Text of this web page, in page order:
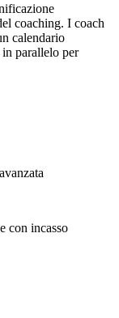
coaching. I coach
calendario
parallelo per
con incasso